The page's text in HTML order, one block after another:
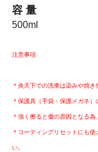
容 量
500ml
注意事項
＊炎天下での洗車は染みや焼
＊保護具（手袋・保護メガネ）
＊強く擦ると傷の原因となる為
＊コーティングリセットにも
い。